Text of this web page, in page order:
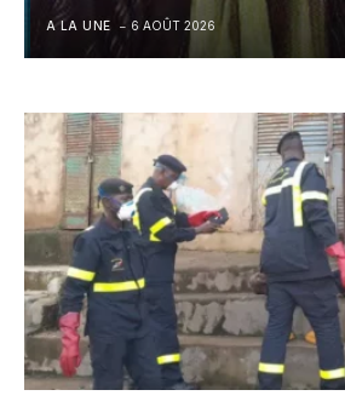
A LA UNE 6 AOÛT 2026